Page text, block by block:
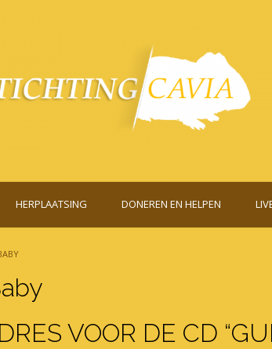
HERPLAATSING DONEREN EN HELPEN
VOOR DE CD